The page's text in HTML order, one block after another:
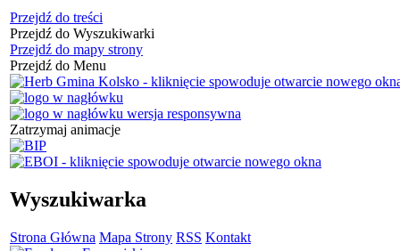
Przejdź do treści
Przejdź do Wyszukiwarki
Przejdź do mapy strony
Przejdź do Menu
Zatrzymaj animacje
Wyszukiwarka
Strona Główna Mapa Strony RSS Kontakt